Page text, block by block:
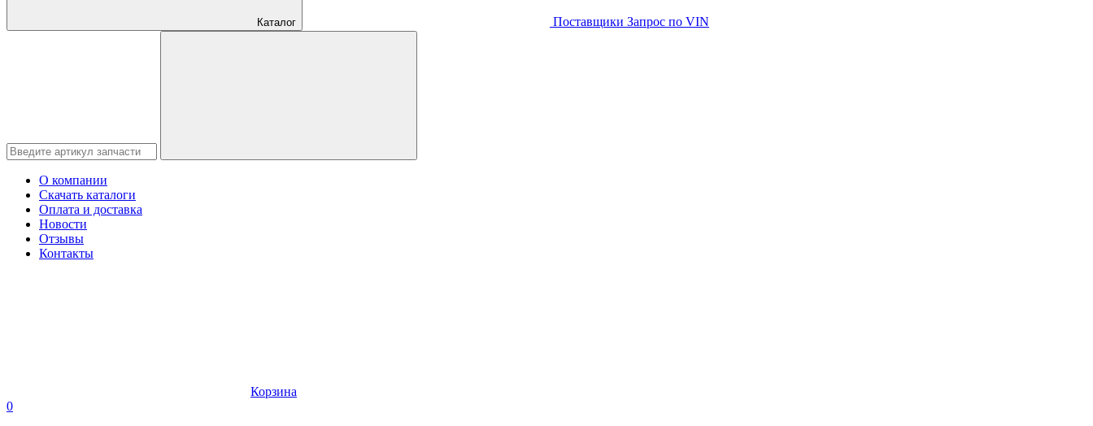
Каталог Поставщики Запрос по VIN
О компании
Скачать каталоги
Оплата и доставка
Новости
Отзывы
Контакты
Корзина
0